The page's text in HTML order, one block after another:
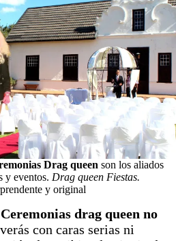
Drag queen son los aliados
y eventos. Drag queen Fiestas.
y original
drag queen no
con caras serias ni